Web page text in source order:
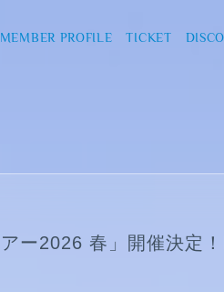
MEMBER PROFILE TICKET
ー2026 春」開催決定